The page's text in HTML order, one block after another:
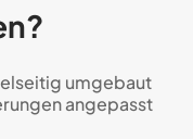
umgebaut
angepasst